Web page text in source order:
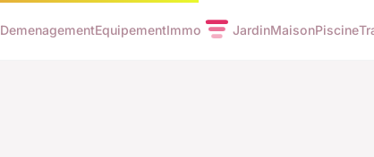
DemenagementEquipementImmo JardinMaisonPiscine